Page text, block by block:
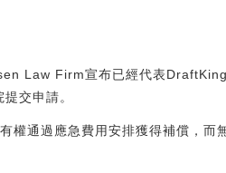
Law Firm宣布已經代表
交申請。
通過應急費用安排獲得補償，而